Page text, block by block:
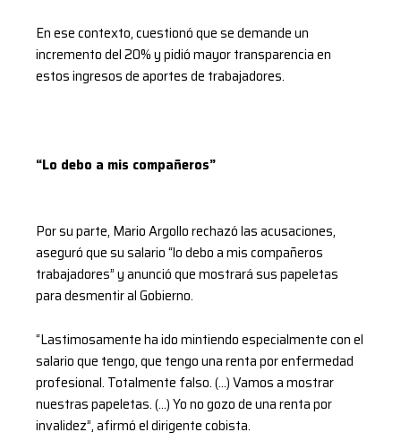
En ese contexto, cuestionó que se demande un
incremento del 20% y pidió mayor transparencia en
estos ingresos de aportes de trabajadores.
“Lo debo a mis compañeros”
Por su parte, Mario Argollo rechazó las acusaciones,
aseguró que su salario “lo debo a mis compañeros
trabajadores” y anunció que mostrará sus papeletas
para desmentir al Gobierno.
“Lastimosamente ha ido mintiendo especialmente con el
salario que tengo, que tengo una renta por enfermedad
profesional. Totalmente falso. (…) Vamos a mostrar
nuestras papeletas. (…) Yo no gozo de una renta por
invalidez”, afirmó el dirigente cobista.